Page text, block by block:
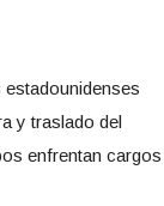
y traslado del
enfrentan cargos